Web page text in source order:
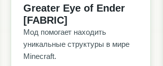
Greater Eye of Ender
[FABRIC]
Мод помогает находить
уникальные структуры в мире
Minecraft.